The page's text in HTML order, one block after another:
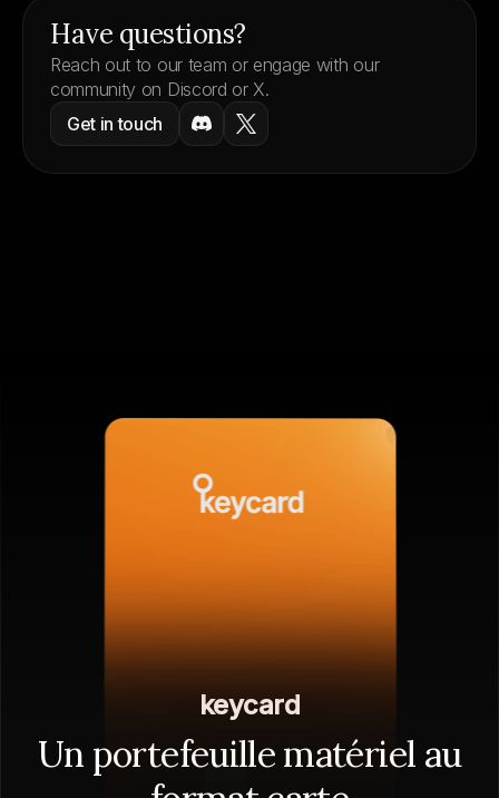
Have questions?Wallet support
Reach out to our team or engage with our
community on Discord or X.
Get in touch
keycard
Un portefeuille matériel au